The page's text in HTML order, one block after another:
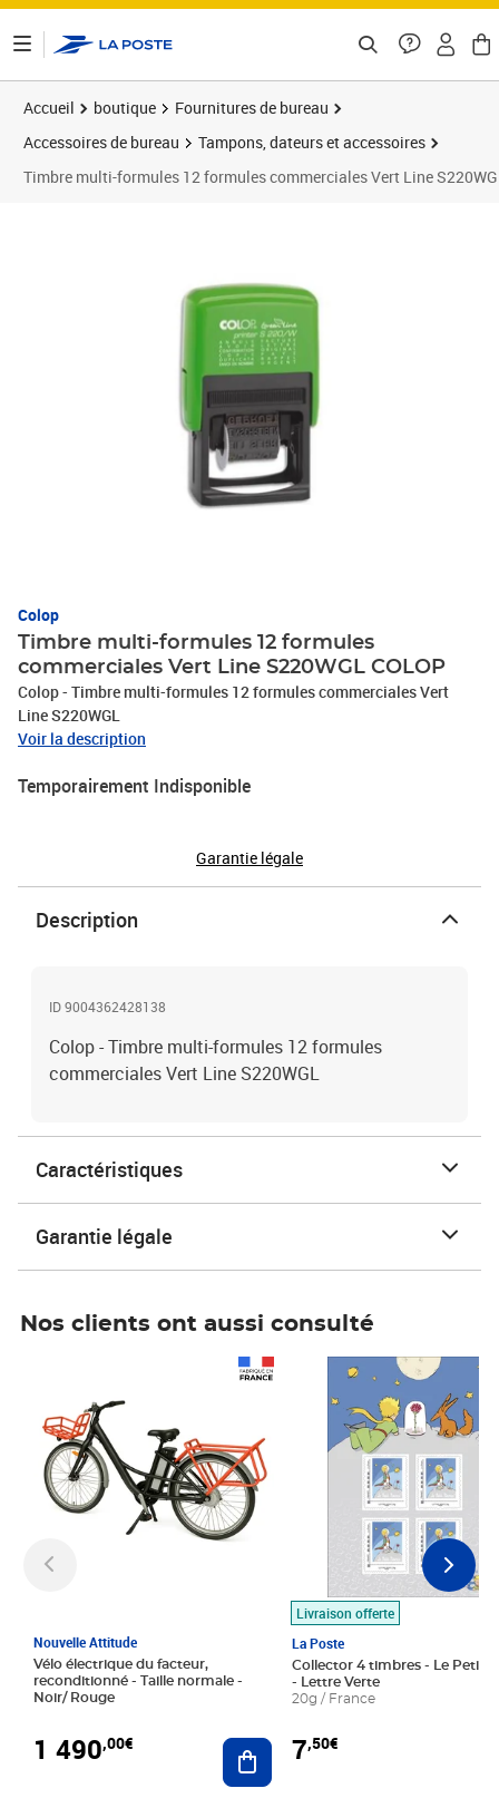
Accueil boutique
Fournitures de bureau
Accessoires de bureau
Tampons, dateurs et accessoires
Timbre multi-formules 12 formules commerciales Vert Line
Colop
Timbre multi-formules 12 formules
commerciales Vert Line S220WGL COLOP
Colop - Timbre multi-formules 12 formules commerciales Vert
Line S220WGL
Voir la description
Temporairement Indisponible
Garantie légale
Description
ID 9004362428138
Colop - Timbre multi-formules 12 formules
commerciales Vert Line S220WGL
Caractéristiques
Garantie légale
Nos clients ont aussi consulté
Nouvelle Attitude
Vélo électrique du facteur,
reconditionné - Taille normale -
Noir/ Rouge
1 490,00€ Ajouter au panier
Livraison offerte
La Poste
Collector 4 timbres - Le Petit
- Lettre Verte
20g / France
7,50€
Prix 7,50€